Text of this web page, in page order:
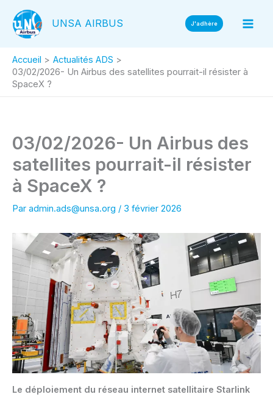
contenu
UNSA AIRBUS J'adhère
Accueil
Actualités ADS
03/02/2026- Un Airbus des satellites pourrait-il résister à
SpaceX ?
03/02/2026- Un Airbus des
satellites pourrait-il résister
à SpaceX ?
Par admin.ads@unsa.org / 3 février 2026
Le déploiement du réseau internet satellitaire Starlink